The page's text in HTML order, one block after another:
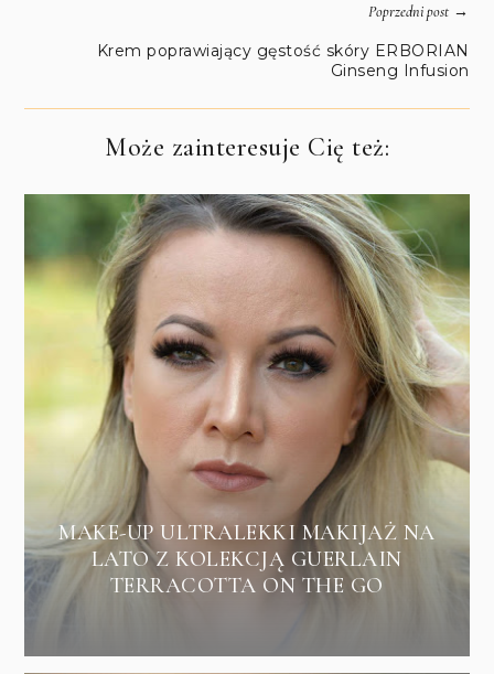
Poprzedni post→
Krem poprawiający gęstość skóry ERBORIAN
Ginseng Infusion
Może zainteresuje Cię też:
MAKE-UP ULTRALEKKI MAKIJAŻ NA
LATO Z KOLEKCJĄ GUERLAIN
TERRACOTTA ON THE GO